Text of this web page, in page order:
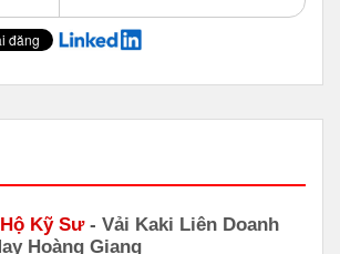
Kỹ Sư- Vải Kaki Liên Doanh
Hoàng Giang